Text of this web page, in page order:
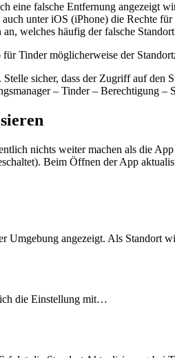
eine falsche Entfernung angezeigt
unter iOS (iPhone) die Rechte
welches häufig der falsche
Tinder möglicherweise der
sicher, dass der Zugriff auf den
– Tinder – Berechtigung –
nichts weiter machen als die
Beim Öffnen der App
Umgebung angezeigt. Als Standort
ich die Einstellung mit…